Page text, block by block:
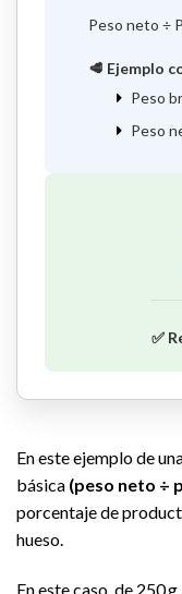
Peso neto ÷
🥩 Ejemplo
Peso
Peso
✅
En este ejemplo de
básica (peso neto ÷
porcentaje de
hueso.
En este caso, de 250